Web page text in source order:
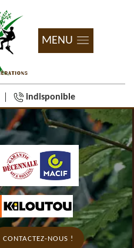
MENU
indisponible
CONTACTEZ-NOUS !